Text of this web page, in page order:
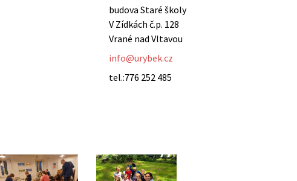
budova Staré školy
V Zídkách č.p. 128
Vrané nad Vltavou
info@urybek.cz
tel.:776 252 485